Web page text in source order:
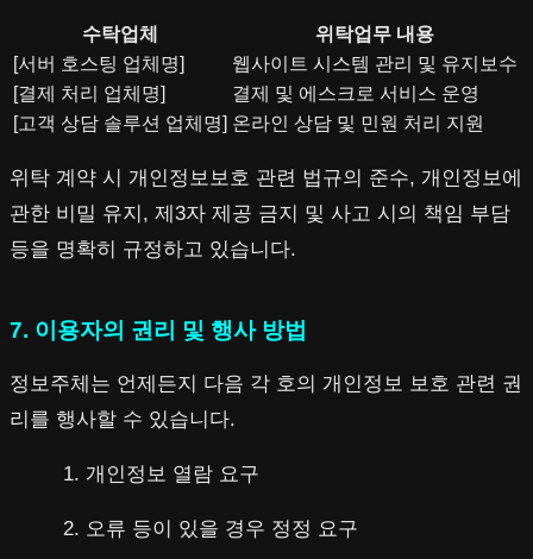
수탁업체
위탁업무 내용
[서버 호스팅 업체명]
웹사이트 시스템 관리 및 유지보수
[결제 처리 업체명]
결제 및 에스크로 서비스 운영
[고객 상담 솔루션 업체명] 온라인 상담 및 민원 처리 지원
위탁 계약 시 개인정보보호 관련 법규의 준수, 개인정보에
관한 비밀 유지, 제3자 제공 금지 및 사고 시의 책임 부담
등을 명확히 규정하고 있습니다.
7. 이용자의 권리 및 행사 방법
정보주체는 언제든지 다음 각 호의 개인정보 보호 관련 권
리를 행사할 수 있습니다.
개인정보 열람 요구
오류 등이 있을 경우 정정 요구